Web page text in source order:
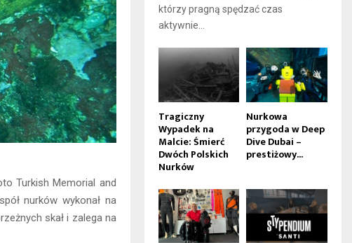
Turkish Memorial and
nurków wykonał na
skał i zalega na
którzy pragną spędzać czas
aktywnie...
Tragiczny
Wypadek na
Malcie: Śmierć
Dwóch Polskich
Nurków
Nurkowa
przygoda w Deep
Dive Dubai –
prestiżowy...